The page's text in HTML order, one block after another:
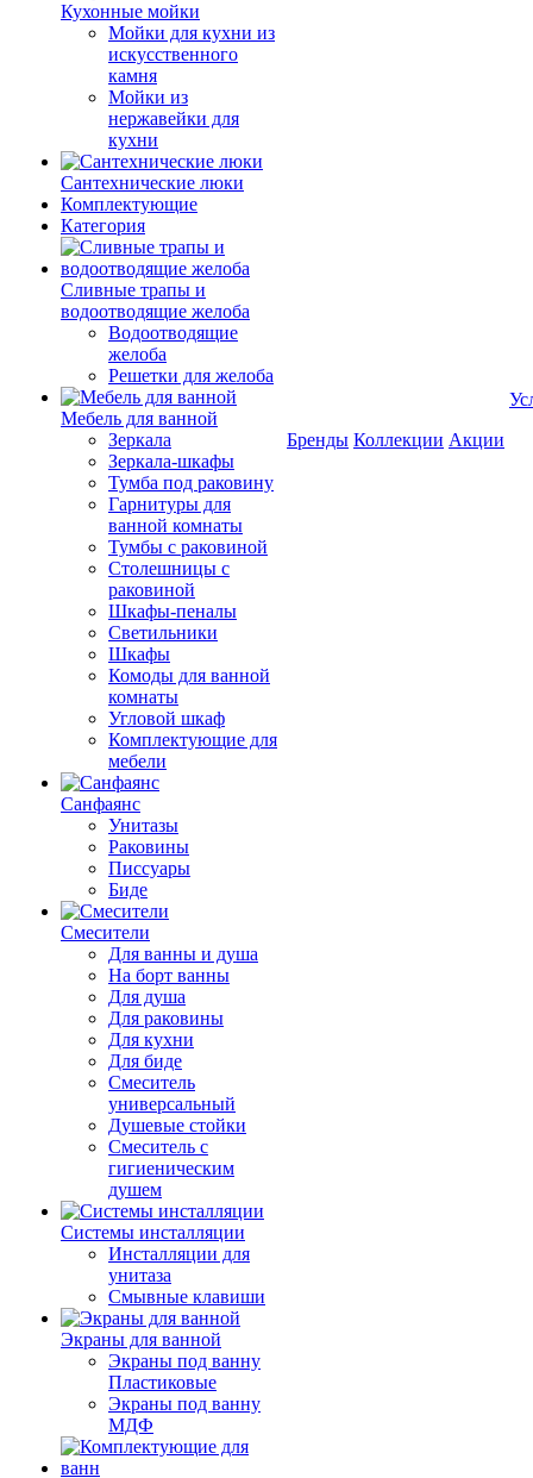
Кухонные мойки
Мойки для кухни из
искусственного
камня
Мойки из
нержавейки для
кухни
Сантехнические люки
Комплектующие
Категория
Cливные трапы и
водоотводящие желоба
Водоотводящие
желоба
Решетки для желоба
Мебель для ванной
Зеркала
Зеркала-шкафы
Тумба под раковину
Гарнитуры для
ванной комнаты
Тумбы с раковиной
Столешницы с
раковиной
Шкафы-пеналы
Светильники
Шкафы
Комоды для ванной
комнаты
Угловой шкаф
Комплектующие для
мебели
Санфаянс
Унитазы
Раковины
Писсуары
Биде
Смесители
Для ванны и душа
На борт ванны
Для душа
Для раковины
Для кухни
Для биде
Смеситель
универсальный
Душевые стойки
Смеситель с
гигиеническим
душем
Системы инсталляции
Инсталляции для
унитаза
Смывные клавиши
Экраны для ванной
Экраны под ванну
Пластиковые
Экраны под ванну
МДФ
Бренды Коллекции Акции